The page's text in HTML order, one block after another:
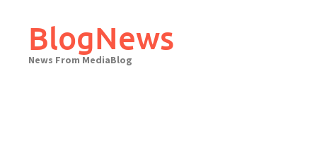
contentBlogNews
News From MediaBlog